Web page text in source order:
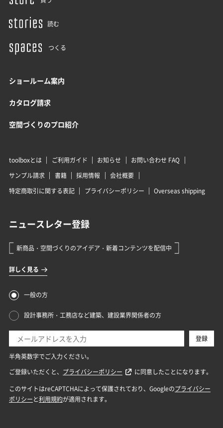
読む
つくる
ショールーム案内
カタログ請求
空間づくりのプロ紹介
toolboxとは ご利用ガイド お知らせ
お問い合わせ FAQ
サンプル請求
書籍 採用情報
会社概要
特定商取引に関する表記
プライバシーポリシー Overseas shipping